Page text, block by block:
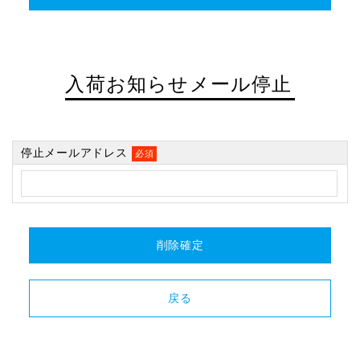
入荷お知らせメール停止
停止メールアドレス 必須